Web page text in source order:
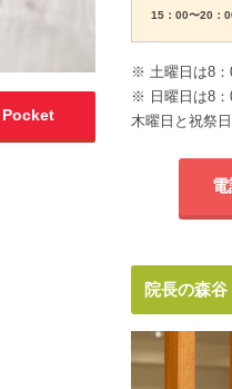
Pocket
15：00〜20：
※ 土曜日は8：
※ 日曜日は8：
木曜日と祝祭
院長の森